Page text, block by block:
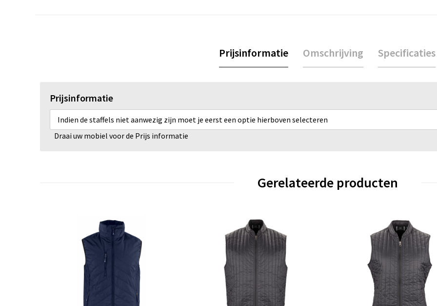
Prijsinformatie Omschrijving Specificaties
Prijsinformatie
Indien de staffels niet aanwezig zijn moet je eerst een optie hierboven selecteren
Draai uw mobiel voor de Prijs informatie
Gerelateerde producten